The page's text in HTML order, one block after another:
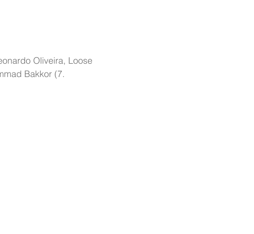
Oliveira, Loose
Bakkor (7.